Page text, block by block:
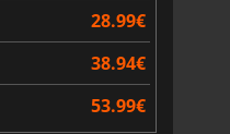
28.99€
38.94€
53.99€